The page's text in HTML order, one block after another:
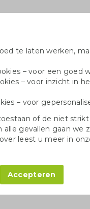
te laten werken,
– voor een goed
– voor inzicht in
– voor
of de niet
alle gevallen gaan we
leest u meer in
Accepteren